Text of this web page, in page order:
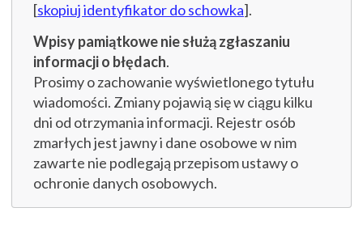
[skopiuj identyfikator do schowka].
Wpisy pamiątkowe nie służą zgłaszaniu
informacji o błędach.
Prosimy o zachowanie wyświetlonego tytułu
wiadomości. Zmiany pojawią się w ciągu kilku
dni od otrzymania informacji. Rejestr osób
zmarłych jest jawny i dane osobowe w nim
zawarte nie podlegają przepisom ustawy o
ochronie danych osobowych.